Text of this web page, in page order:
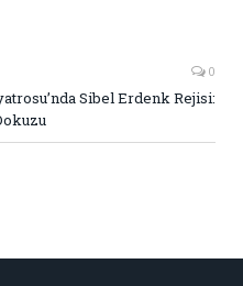
0
Sibel Erdenk Rejisi: